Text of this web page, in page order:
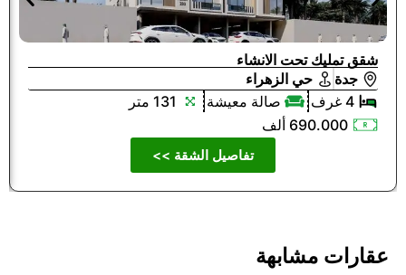
شقق تمليك تحت الانشاء
جدة
حي الزهراء
4 غرف
صالة معيشة
131 متر
690.000 ألف
تفاصيل الشقة >>
عقارات مشابهة